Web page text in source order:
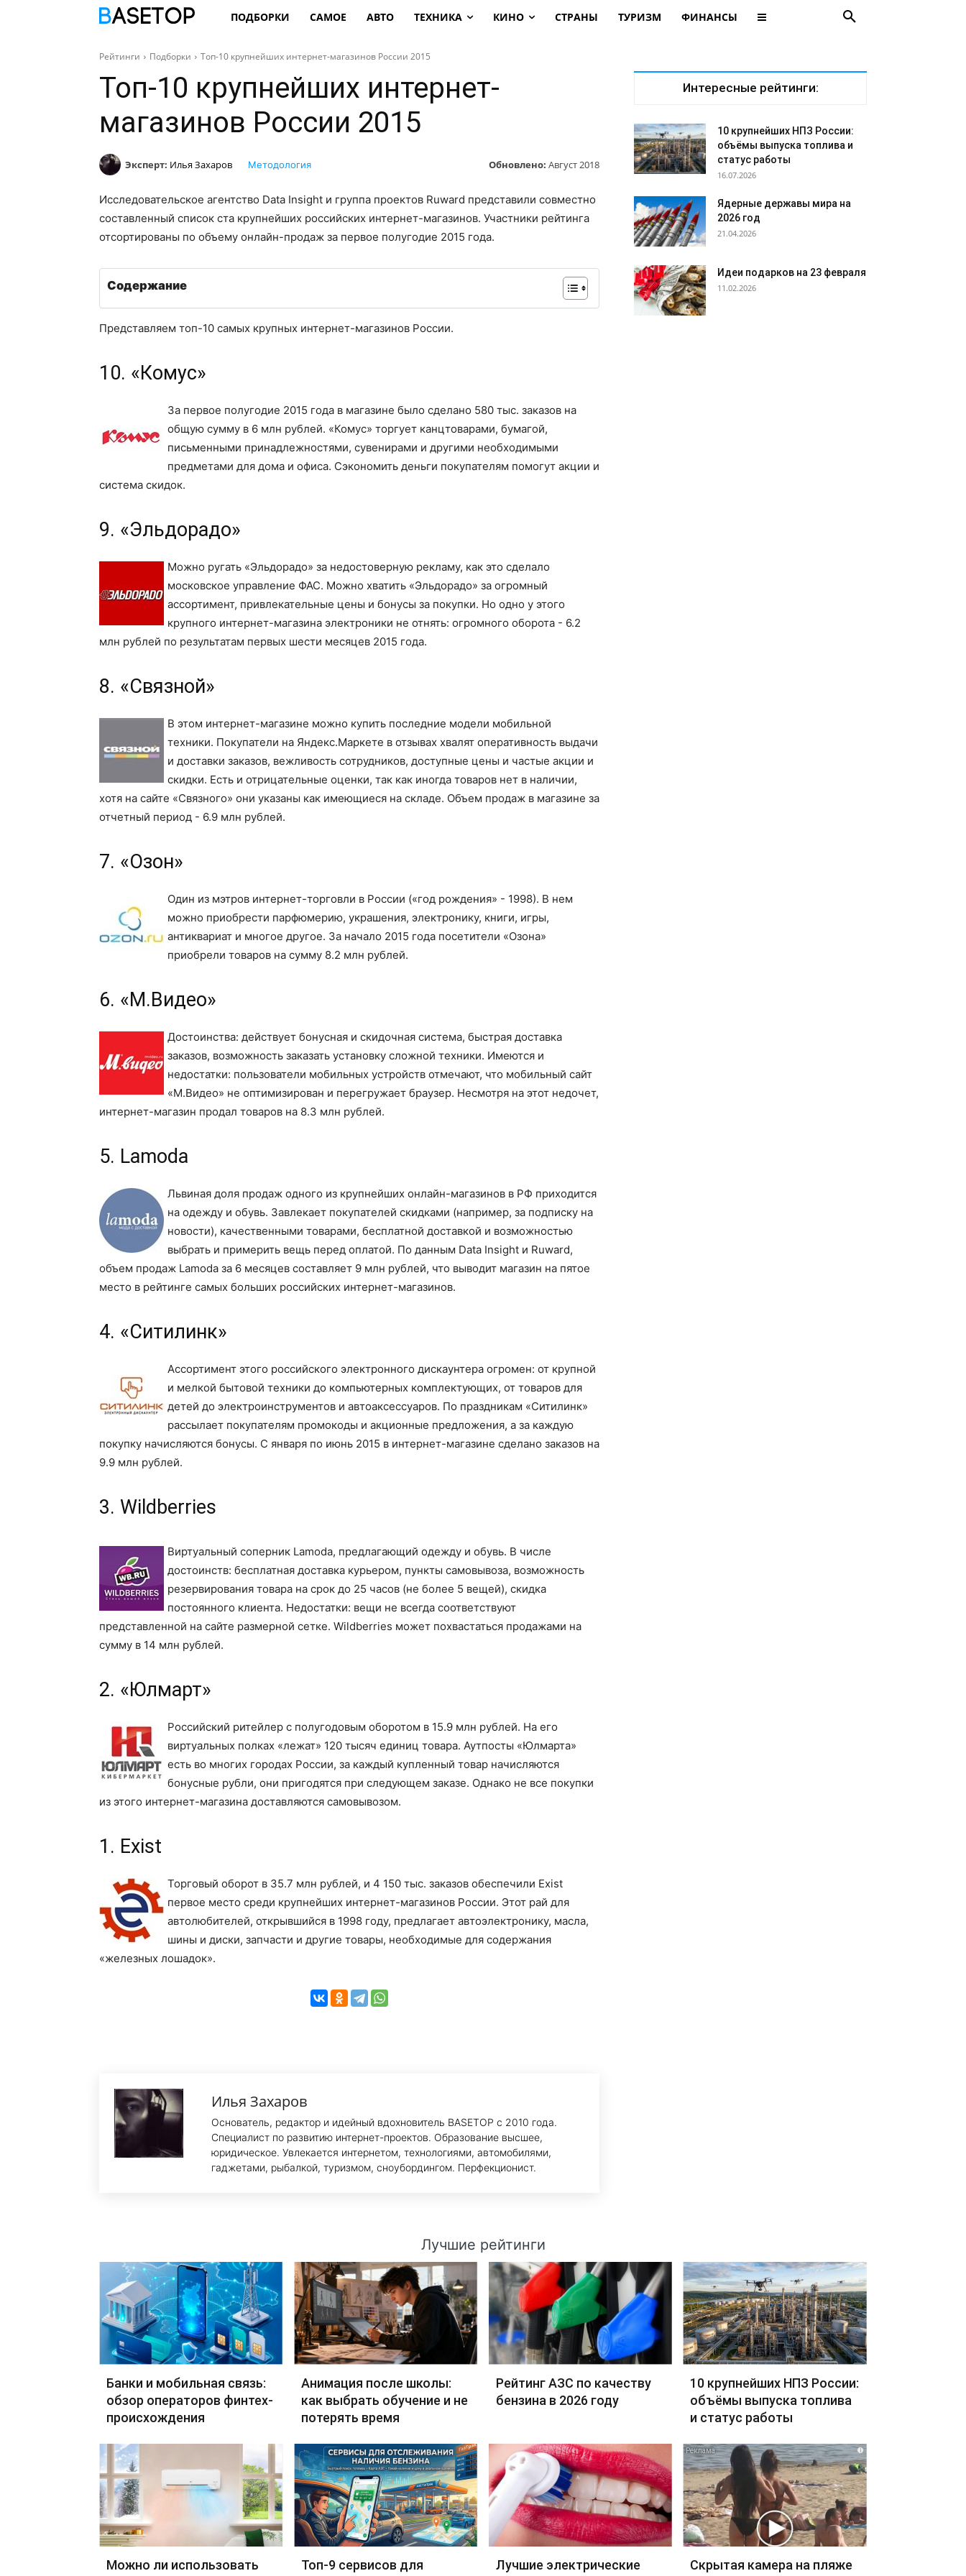
ПОДБОРКИ САМОЕ АВТО ТЕХНИКА КИНО СТРАНЫ ТУРИЗМ ФИНАНСЫ
Рейтинги Подборки Топ-10 крупнейших интернет-магазинов России 2015
Топ-10 крупнейших интернет-
магазинов России 2015
Эксперт: Илья Захаров Обновлено: Август 2018
Методология
Исследовательское агентство Data Insight и группа проектов Ruward представили совместно
составленный список ста крупнейших российских интернет-магазинов. Участники рейтинга
отсортированы по объему онлайн-продаж за первое полугодие 2015 года.
Содержание
Представляем топ-10 самых крупных интернет-магазинов России.
10. «Комус»
За первое полугодие 2015 года в магазине было сделано 580 тыс. заказов на
общую сумму в 6 млн рублей. «Комус» торгует канцтоварами, бумагой,
письменными принадлежностями, сувенирами и другими необходимыми
предметами для дома и офиса. Сэкономить деньги покупателям помогут акции и
система скидок.
9. «Эльдорадо»
Можно ругать «Эльдорадо» за недостоверную рекламу, как это сделало
московское управление ФАС. Можно хватить «Эльдорадо» за огромный
ассортимент, привлекательные цены и бонусы за покупки. Но одно у этого
крупного интернет-магазина электроники не отнять: огромного оборота - 6.2
млн рублей по результатам первых шести месяцев 2015 года.
8. «Связной»
В этом интернет-магазине можно купить последние модели мобильной
техники. Покупатели на Яндекс.Маркете в отзывах хвалят оперативность выдачи
и доставки заказов, вежливость сотрудников, доступные цены и частые акции и
скидки. Есть и отрицательные оценки, так как иногда товаров нет в наличии,
хотя на сайте «Связного» они указаны как имеющиеся на складе. Объем продаж в магазине за
отчетный период - 6.9 млн рублей.
7. «Озон»
Один из мэтров интернет-торговли в России («год рождения» - 1998). В нем
можно приобрести парфюмерию, украшения, электронику, книги, игры,
антиквариат и многое другое. За начало 2015 года посетители «Озона»
приобрели товаров на сумму 8.2 млн рублей.
6. «М.Видео»
Достоинства: действует бонусная и скидочная система, быстрая доставка
заказов, возможность заказать установку сложной техники. Имеются и
недостатки: пользователи мобильных устройств отмечают, что мобильный сайт
«М.Видео» не оптимизирован и перегружает браузер. Несмотря на этот недочет,
интернет-магазин продал товаров на 8.3 млн рублей.
5. Lamoda
Львиная доля продаж одного из крупнейших онлайн-магазинов в РФ приходится
на одежду и обувь. Завлекает покупателей скидками (например, за подписку на
новости), качественными товарами, бесплатной доставкой и возможностью
выбрать и примерить вещь перед оплатой. По данным Data Insight и Ruward,
объем продаж Lamoda за 6 месяцев составляет 9 млн рублей, что выводит магазин на пятое
место в рейтинге самых больших российских интернет-магазинов.
4. «Ситилинк»
Ассортимент этого российского электронного дискаунтера огромен: от крупной
и мелкой бытовой техники до компьютерных комплектующих, от товаров для
детей до электроинструментов и автоаксессуаров. По праздникам «Ситилинк»
рассылает покупателям промокоды и акционные предложения, а за каждую
покупку начисляются бонусы. С января по июнь 2015 в интернет-магазине сделано заказов на
9.9 млн рублей.
3. Wildberries
Виртуальный соперник Lamoda, предлагающий одежду и обувь. В числе
достоинств: бесплатная доставка курьером, пункты самовывоза, возможность
резервирования товара на срок до 25 часов (не более 5 вещей), скидка
постоянного клиента. Недостатки: вещи не всегда соответствуют
представленной на сайте размерной сетке. Wildberries может похвастаться продажами на
сумму в 14 млн рублей.
2. «Юлмарт»
Российский ритейлер с полугодовым оборотом в 15.9 млн рублей. На его
виртуальных полках «лежат» 120 тысяч единиц товара. Аутпосты «Юлмарта»
есть во многих городах России, за каждый купленный товар начисляются
бонусные рубли, они пригодятся при следующем заказе. Однако не все покупки
из этого интернет-магазина доставляются самовывозом.
1. Exist
Торговый оборот в 35.7 млн рублей, и 4 150 тыс. заказов обеспечили Exist
первое место среди крупнейших интернет-магазинов России. Этот рай для
автолюбителей, открывшийся в 1998 году, предлагает автоэлектронику, масла,
шины и диски, запчасти и другие товары, необходимые для содержания
«железных лошадок».
Илья Захаров
Основатель, редактор и идейный вдохновитель BASETOP с 2010 года.
Специалист по развитию интернет-проектов. Образование высшее,
юридическое. Увлекается интернетом, технологиями, автомобилями,
гаджетами, рыбалкой, туризмом, сноубордингом. Перфекционист.
Интересные рейтинги:
10 крупнейших НПЗ России:
объёмы выпуска топлива и
статус работы
16.07.2026
Ядерные державы мира на
2026 год
21.04.2026
Идеи подарков на 23 февраля
11.02.2026
Лучшие рейтинги
Банки и мобильная связь:
обзор операторов финтех-
происхождения
Анимация после школы:
как выбрать обучение и не
потерять время
Рейтинг АЗС по качеству
бензина в 2026 году
10 крупнейших НПЗ России:
объёмы выпуска топлива
и статус работы
Можно ли использовать
Топ-9 сервисов для
Лучшие электрические
i
Скрытая камера на пляже